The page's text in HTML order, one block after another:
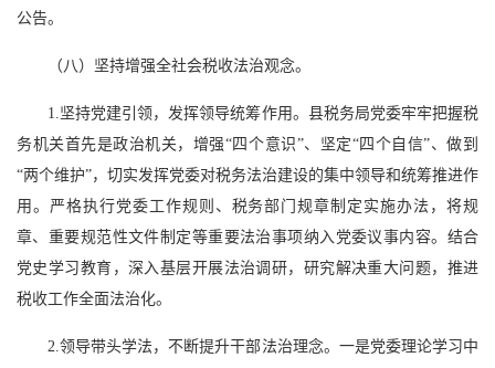
公告。
（八）坚持增强全社会税收法治观念。
1.坚持党建引领，发挥领导统筹作用。县税务局党委牢牢把握税
务机关首先是政治机关，增强“四个意识”、坚定“四个自信”、做到
“两个维护”，切实发挥党委对税务法治建设的集中领导和统筹推进作
用。严格执行党委工作规则、税务部门规章制定实施办法，将规
章、重要规范性文件制定等重要法治事项纳入党委议事内容。结合
党史学习教育，深入基层开展法治调研，研究解决重大问题，推进
税收工作全面法治化。
2.领导带头学法，不断提升干部法治理念。一是党委理论学习中